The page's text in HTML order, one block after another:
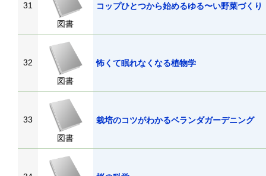
31
図書
コップひとつから始めるゆる〜い野菜づくり
32
図書
怖くて眠れなくなる植物学
33
図書
栽培のコツがわかるベランダガーデニング